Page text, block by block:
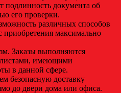
подлинность документа об
его проверки.
различных способов
приобретения максимально
Заказы выполняются
имеющими
в данной сфере.
безопасную доставку
до двери дома или офиса.